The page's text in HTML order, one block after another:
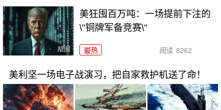
美狂囤百万吨：一场提前下注的
\"铜牌军备竞赛\"
最热 阅读 8262
美利坚一场电子战演习，把自家救护机送了命！